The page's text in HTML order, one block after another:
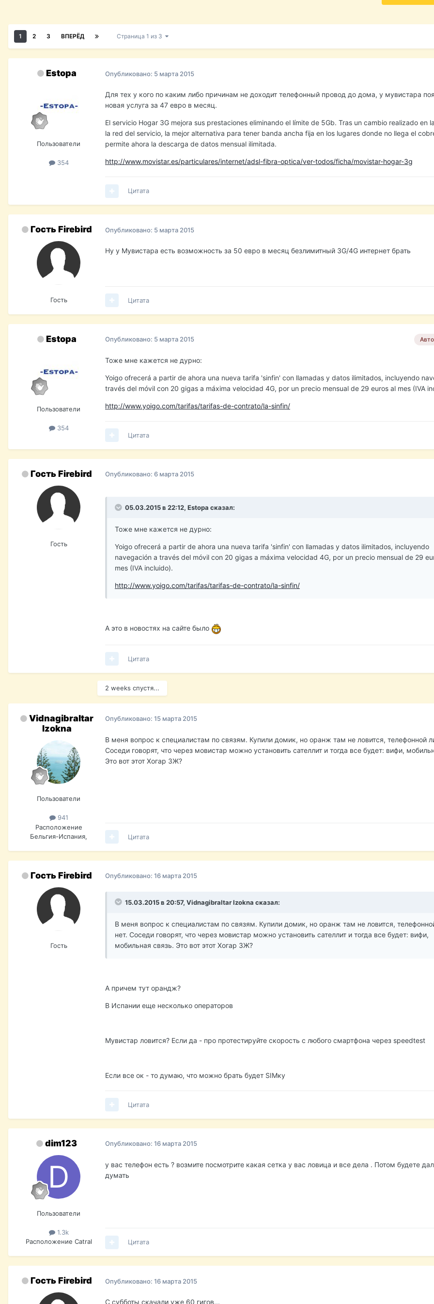
1 2 3 ВПЕРЁД Страница 1 из 3
Estopa
Пользователи
354
Опубликовано: 5 марта 2015
Для тех у кого по каким либо причинам не доходит телефонный провод до дома, у мувистара
новая услуга за 47 евро в месяц.
El servicio Hogar 3G mejora sus prestaciones eliminando el límite de 5Gb. Tras un cambio realizado en
la red del servicio, la mejor alternativa para tener banda ancha fija en los lugares donde no llega el
permite ahora la descarga de datos mensual ilimitada.
http://www.movistar.es/particulares/internet/adsl-fibra-optica/ver-todos/ficha/movistar-hogar-3g
Цитата
Гость Firebird
Гость
Опубликовано: 5 марта 2015
Ну у Мувистара есть возможность за 50 евро в месяц безлимитный 3G/4G интернет брать
Цитата
Estopa
Пользователи
354
Опубликовано: 5 марта 2015
Тоже мне кажется не дурно:
Yoigo ofrecerá a partir de ahora una nueva tarifa 'sinfin' con llamadas y datos ilimitados, incluyendo
través del móvil con 20 gigas a máxima velocidad 4G, por un precio mensual de 29 euros al mes (IVA
http://www.yoigo.com/tarifas/tarifas-de-contrato/la-sinfin/
Цитата
Гость Firebird
Гость
Опубликовано: 6 марта 2015
05.03.2015 в 22:12, Estopa сказал:
Тоже мне кажется не дурно:
Yoigo ofrecerá a partir de ahora una nueva tarifa 'sinfin' con llamadas y datos ilimitados, incluyendo
navegación a través del móvil con 20 gigas a máxima velocidad 4G, por un precio mensual de 29
mes (IVA incluido).
http://www.yoigo.com/tarifas/tarifas-de-contrato/la-sinfin/
А это в новостях на сайте было
Цитата
2 weeks спустя...
Vidnagibraltar
Izokna
Пользователи
941
Расположение
Бельгия-Испания,
Опубликовано: 15 марта 2015
В меня вопрос к специалистам по связям. Купили домик, но оранж там не ловится, телефонной
Соседи говорят, что через мовистар можно установить сателлит и тогда все будет: вифи,
Это вот этот Хогар 3Ж?
Цитата
Гость Firebird
Гость
Опубликовано: 16 марта 2015
15.03.2015 в 20:57, Vidnagibraltar Izokna сказал:
В меня вопрос к специалистам по связям. Купили домик, но оранж там не ловится,
нет. Соседи говорят, что через мовистар можно установить сателлит и тогда все будет: вифи,
мобильная связь. Это вот этот Хогар 3Ж?
А причем тут орандж?
В Испании еще несколько операторов
Мувистар ловится? Если да - про протестируйте скорость с любого смартфона через speedtest
Если все ок - то думаю, что можно брать будет SIMку
Цитата
dim123
Пользователи
1.3k
Расположение Catral
Опубликовано: 16 марта 2015
у вас телефон есть ? возмите посмотрите какая сетка у вас ловица и все дела . Потом будете
думать
Цитата
Гость Firebird Опубликовано: 16 марта 2015
С субботы скачали уже 60 гигов...